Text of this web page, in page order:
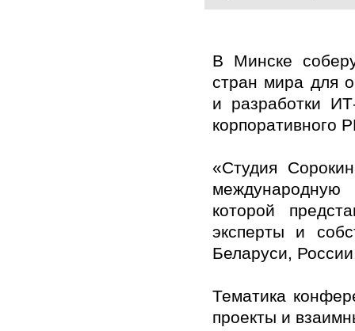
В Минске
стран мира для
и разработки
корпоративного
«Студия
которой
эксперты и
Беларуси,
Тематика
проекты и